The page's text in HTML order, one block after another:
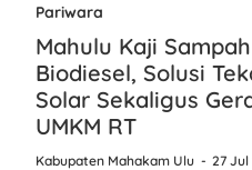
Pariwara
Mahulu Kaji
Biodiesel, Solusi
Solar Sekaligus
UMKM RT
Kabupaten Mahakam Ulu 27 Jul